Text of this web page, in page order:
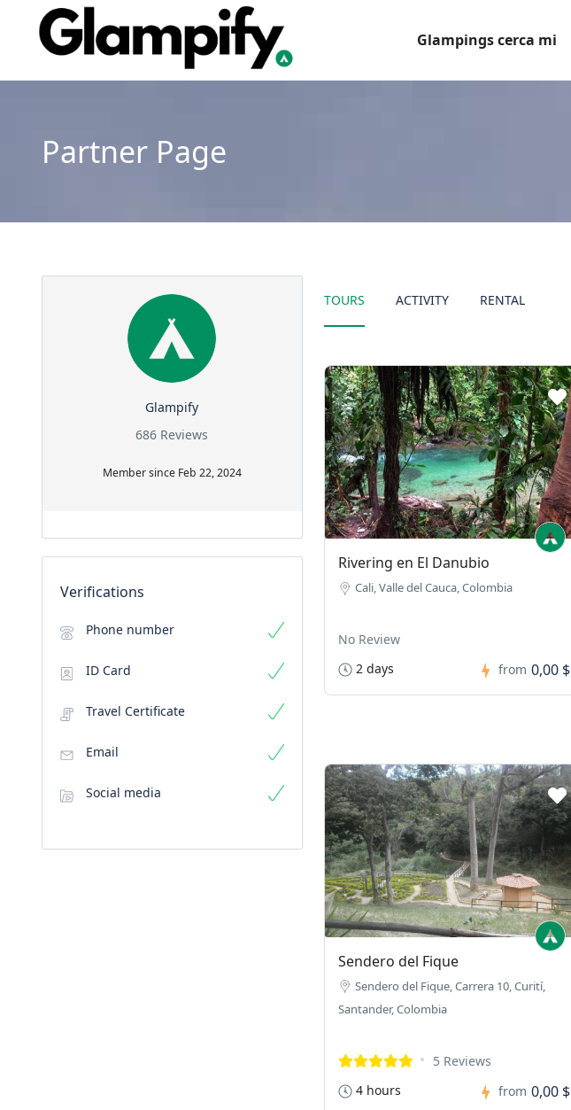
Glampings cerca mi
Partner Page
Glampify
686 Reviews
Member since Feb 22, 2024
Verifications
Phone number
ID Card
Travel Certificate
Email
Social media
TOURS ACTIVITY RENTAL
Rivering en El Danubio
Cali, Valle del Cauca, Colombia
No Review
2 days
from 0,00 $
Sendero del Fique
Sendero del Fique, Carrera 10, Curití,
Santander, Colombia
5 Reviews
4 hours
from 0,00 $